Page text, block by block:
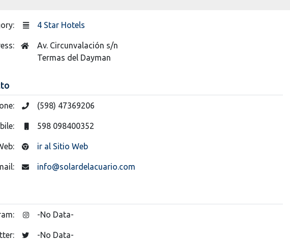
4 Star Hotels
Av. Circunvalación s/n
Termas del Dayman
(598) 47369206
598 098400352
ir al Sitio Web
info@solardelacuario.com
-No Data-
-No Data-